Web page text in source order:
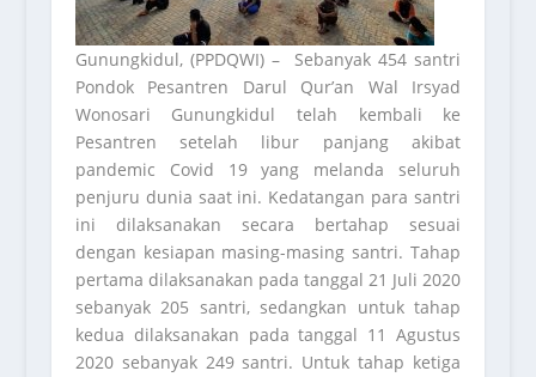
Gunungkidul, (PPDQWI) – Sebanyak 454 santri
Pondok Pesantren Darul Qur’an Wal Irsyad
Wonosari Gunungkidul telah kembali ke
Pesantren setelah libur panjang akibat
pandemic Covid 19 yang melanda seluruh
penjuru dunia saat ini. Kedatangan para santri
ini dilaksanakan secara bertahap sesuai
dengan kesiapan masing-masing santri. Tahap
pertama dilaksanakan pada tanggal 21 Juli 2020
sebanyak 205 santri, sedangkan untuk tahap
kedua dilaksanakan pada tanggal 11 Agustus
2020 sebanyak 249 santri. Untuk tahap ketiga